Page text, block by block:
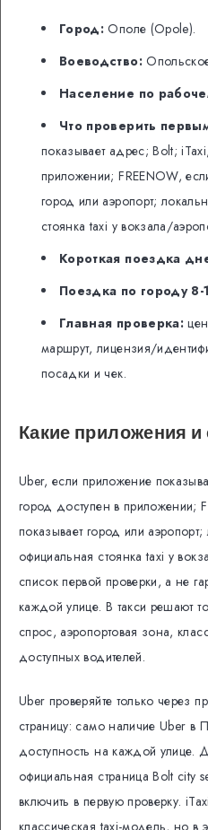
Город: Ополе (Opole).
Воеводство:
Население по
Что проверить
показывает адрес; Bolt;
приложении; FREENOW,
город или аэропорт;
стоянка taxi у вокзала/
Короткая поездка
Поездка по городу 8-
Главная проверка:
маршрут, лицензия/
посадки и чек.
Какие приложения
Uber, если приложение
город доступен в приложении;
показывает город или
официальная стоянка taxi у
список первой проверки, а не
каждой улице. В такси решают
спрос, аэропортовая зона,
доступных водителей.
Uber проверяйте только через
страницу: само наличие Uber в
доступность на каждой улице.
официальная страница Bolt city
включить в первую проверку.
классическая taxi-модель, но в